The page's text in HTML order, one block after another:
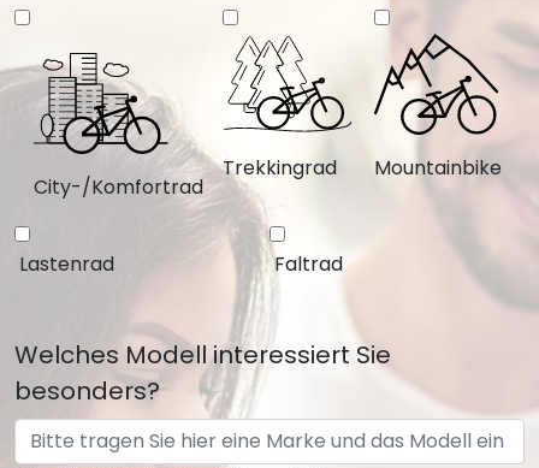
City-/Komfortrad
Trekkingrad Mountainbike
Lastenrad Faltrad
Welches Modell interessiert Sie
besonders?